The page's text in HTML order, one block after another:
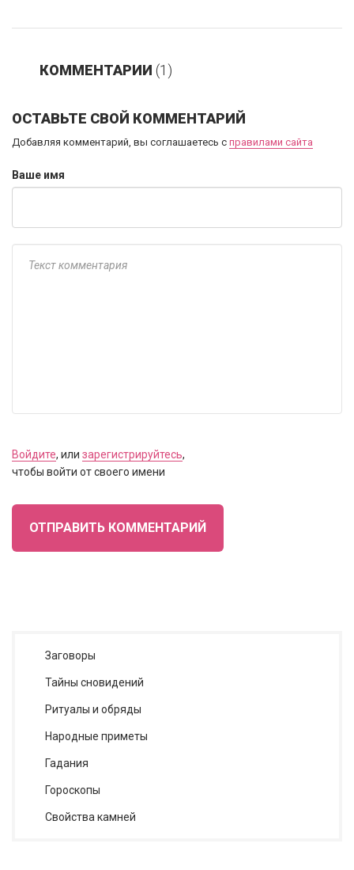
КОММЕНТАРИИ (1)
ОСТАВЬТЕ СВОЙ КОММЕНТАРИЙ
Добавляя комментарий, вы соглашаетесь с правилами сайта
Ваше имя
Войдите, или зарегистрируйтесь,
чтобы войти от своего имени
ОТПРАВИТЬ КОММЕНТАРИЙ
Заговоры
Тайны сновидений
Ритуалы и обряды
Народные приметы
Гадания
Гороскопы
Cвойства камней